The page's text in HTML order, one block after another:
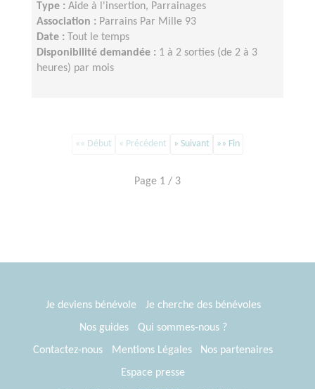
Type : Aide à l'insertion, Parrainages
Association : Parrains Par Mille 93
Date :
Tout le temps
Disponibilité demandée : 1 à 2 sorties (de 2 à 3
heures) par mois
«« Début « Précédent » Suivant »» Fin
Page 1 / 3
Je deviens bénévole
Je cherche des bénévoles
Nos guides
Qui sommes-nous ?
Contactez-nous
Mentions Légales
Nos partenaires
Espace presse